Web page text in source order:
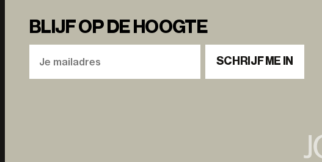
BLIJF OP DE HOOGTE
SCHRIJF ME IN